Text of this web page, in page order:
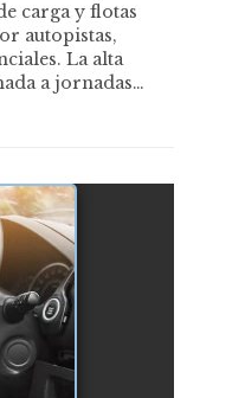
carga y flotas
autopistas,
La alta
a jornadas…